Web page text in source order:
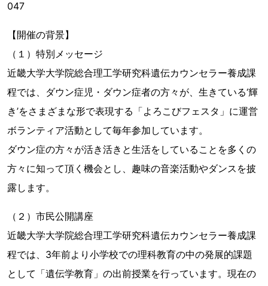
047
【開催の背景】
（１）特別メッセージ
近畿大学大学院総合理工学研究科遺伝カウンセラー養成課
程では、ダウン症児・ダウン症者の方々が、生きている‘輝
き’をさまざまな形で表現する「よろこびフェスタ」に運営
ボランティア活動として毎年参加しています。
ダウン症の方々が活き活きと生活をしていることを多くの
方々に知って頂く機会とし、趣味の音楽活動やダンスを披
露します。
（２）市民公開講座
近畿大学大学院総合理工学研究科遺伝カウンセラー養成課
程では、3年前より小学校での理科教育の中の発展的課題
として「遺伝学教育」の出前授業を行っています。現在の